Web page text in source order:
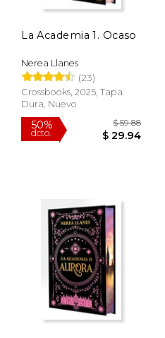
15%
dcto.
La Academia 1. Ocaso
Nerea Llanes
(23)
Crossbooks, 2025, Tapa
Dura, Nuevo